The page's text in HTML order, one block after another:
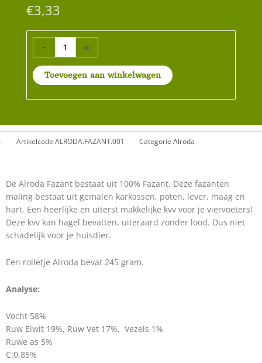
€3,33
-
Alroda
Fazant
gram
aantal
+
Toevoegen aan winkelwagen
Artikelcode ALRODA.FAZANT.001 Categorie Alroda
De Alroda Fazant bestaat uit 100% Fazant. Deze fazanten
maling bestaat uit gemalen karkassen, poten, lever, maag en
hart. Een heerlijke en uiterst makkelijke kvv voor je viervoeters!
Deze kvv kan hagel bevatten, uiteraard zonder lood. Dus niet
schadelijk voor je huisdier.
Een rolletje Alroda bevat 245 gram.
Analyse:
Vocht 58%
Ruw Eiwit 19%, Ruw Vet 17%, Vezels 1%
Ruwe as 5%
C:0,85%